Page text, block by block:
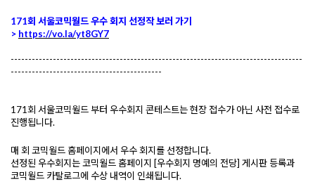
171회 서울코믹월드 우수 회지 선정작 보러 가기
> https://vo.la/yt8GY7
-----------------------------------------------------------------------------------
-------------------------------------------
171회 서울코믹월드 부터 우수회지 콘테스트는 현장 접수가 아닌 사전 접수로
진행됩니다.
매 회 코믹월드 홈페이지에서 우수 회지를 선정합니다.
선정된 우수회지는 코믹월드 홈페이지 [우수회지 명예의 전당] 게시판 등록과
코믹월드 카탈로그에 수상 내역이 인쇄됩니다.